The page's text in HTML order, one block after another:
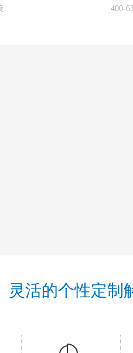
400-
灵活的个性定制